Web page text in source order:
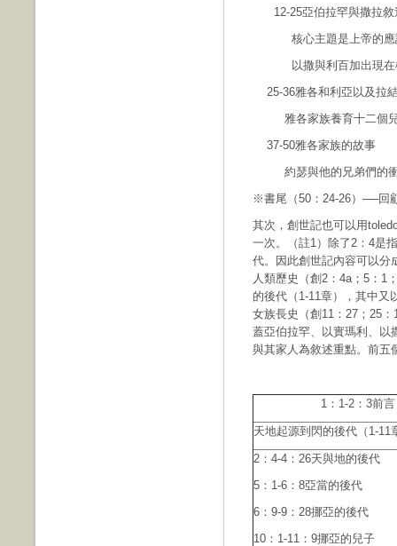
12-25亞伯拉罕與撒拉敘
核心主題是上帝的應許
以撒與利百加出現在
25-36雅各和利亞以及拉
雅各家族養育十二個兒
37-50雅各家族的故事
約瑟與他的兄弟們的衝
※書尾（50：24-26）──回
其次，創世記也可以用
一次。（註1）除了2：4是
代。因此創世記內容可以分
人類歷史（創2：4a；5：1
的後代（1-11章），其中又
女族長史（創11：27；25
蓋亞伯拉罕、以實瑪利、以
與其家人為敘述重點。前五
1：1-2：3前言
天地起源到閃的後代（1-11
2：4-4：26天與地的後代
5：1-6：8亞當的後代
6：9-9：28挪亞的後代
10：1-11：9挪亞的兒子